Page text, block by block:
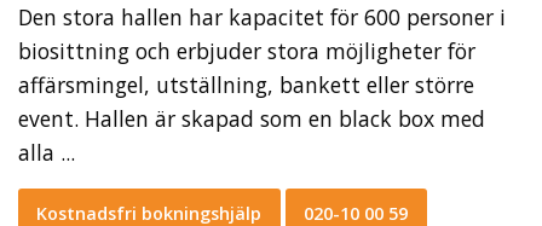
Den stora hallen har kapacitet för 600 personer i
biosittning och erbjuder stora möjligheter för
affärsmingel, utställning, bankett eller större
event. Hallen är skapad som en black box med
alla ...
Kostnadsfri bokningshjälp 020-10 00 59